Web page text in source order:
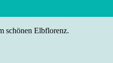
schönen Elbflorenz.